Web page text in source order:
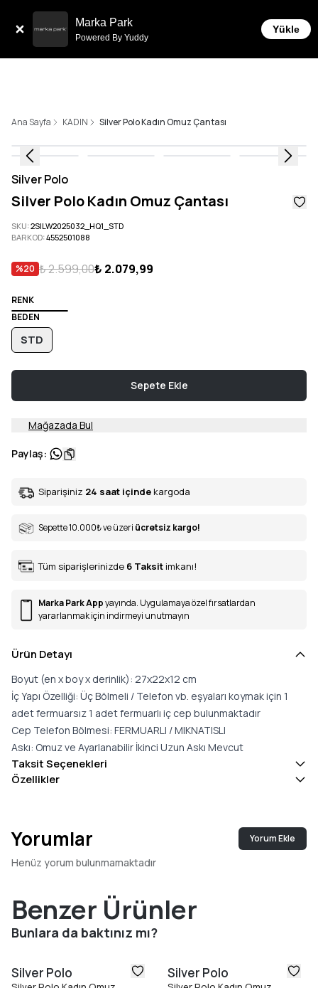
Marka Park
Powered By Yuddy
Yükle
Ana Sayfa KADIN Silver Polo Kadın Omuz Çantası
Silver Polo
Silver Polo Kadın Omuz Çantası
SKU:2SILW2025032_HQ1_STD
BARKOD:4552501088
%20 ₺ 2.599,00₺ 2.079,99
RENK
BEDEN
STD
Sepete Ekle
Mağazada Bul
Paylaş:
Siparişiniz 24 saat içinde kargoda
Sepette 10.000₺ve üzeri ücretsiz kargo!
Tüm siparişlerinizde 6 Taksit imkanı!
Marka Park Appyayında. Uygulamaya özel fırsatlardan
yararlanmak için indirmeyi unutmayın
Ürün Detayı
Boyut (en x boy x derinlik): 27x22x12 cm
İç Yapı Özelliği: Üç Bölmeli / Telefon vb. eşyaları koymak için 1
adet fermuarsız 1 adet fermuarlı iç cep bulunmaktadır
Cep Telefon Bölmesi: FERMUARLI / MIKNATISLI
Askı: Omuz ve Ayarlanabilir İkinci Uzun Askı Mevcut
Taksit Seçenekleri
Özellikler
Yorumlar Yorum Ekle
Henüz yorum bulunmamaktadır
Benzer Ürünler
Bunlara da baktınız mı?
Silver Polo Silver Polo